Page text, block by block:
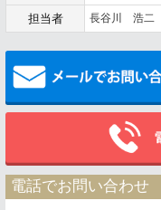
担当者 長谷川 浩二
電話でお問い合わせ